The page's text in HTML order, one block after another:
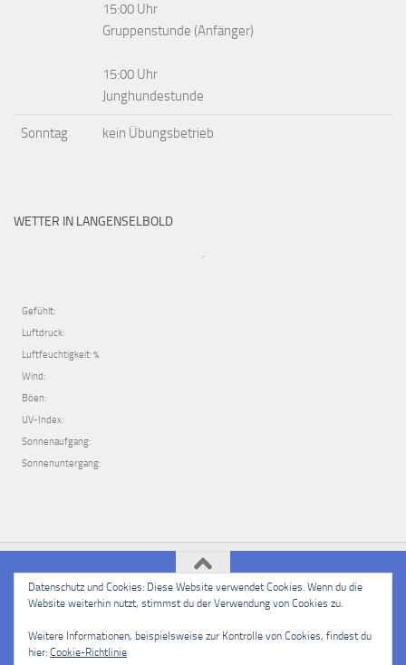
15:00 Uhr
Gruppenstunde (Anfänger)
15:00 Uhr
Junghundestunde
Sonntag kein Übungsbetrieb
WETTER IN LANGENSELBOLD
,
Gefühlt:
Luftdruck:
Luftfeuchtigkeit: %
Wind:
Böen:
UV-Index:
Sonnenaufgang:
Sonnenuntergang:
PSSV e.V. Langenselbold © 2026. Alle Rechte vorbehalten.
Powered by - Entworfen mit demHueman-Theme
Datenschutz und Cookies: Diese Website verwendet Cookies. Wenn du die
Website weiterhin nutzt, stimmst du der Verwendung von Cookies zu.
Weitere Informationen, beispielsweise zur Kontrolle von Cookies, findest du
hier: Cookie-Richtlinie